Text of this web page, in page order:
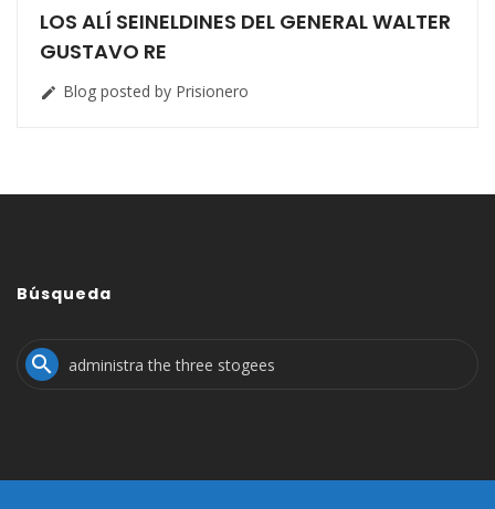
LOS ALÍ SEINELDINES DEL GENERAL WALTER
GUSTAVO RE
 Blog posted by Prisionero
Búsqueda
